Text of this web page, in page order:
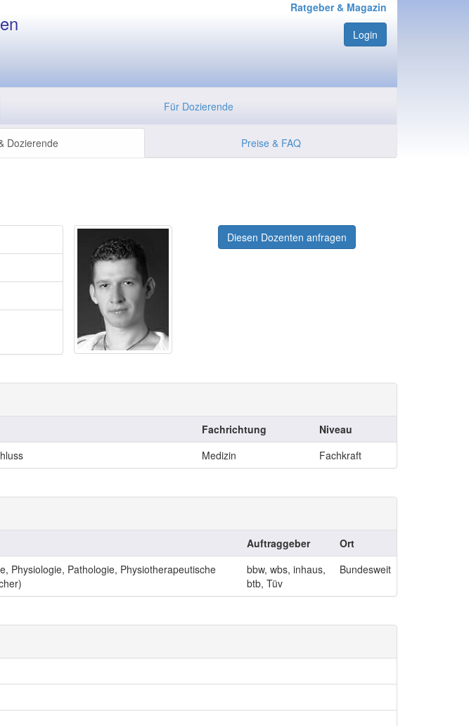
Ratgeber & Magazin
Login
Für Dozierende
Dozierende Preise & FAQ
Diesen Dozenten anfragen
Fachrichtung
Niveau
Medizin Fachkraft
Auftraggeber
Ort
Physiologie, Pathologie, Physiotherapeutische
bbw, wbs, inhaus,
btb, Tüv
Bundesweit